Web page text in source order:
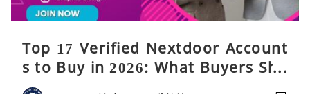
Top 17 Verified Nextdoor Account
s to Buy in 2026: What Buyers Sho
uld Know